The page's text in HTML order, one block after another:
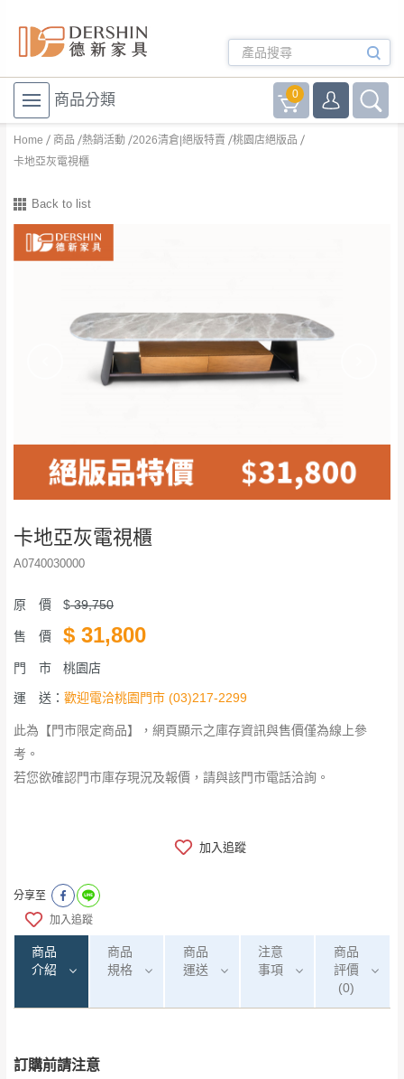
商品分類 0
Home 商品 熱銷活動 2026清倉|絕版特賣
桃園店絕版品
卡地亞灰電視櫃
Back to list
卡地亞灰電視櫃
A0740030000
原 價 $39,750
售 價 $ 31,800
門 市 桃園店
運 送： 歡迎電洽桃園門市 (03)217-2299
此為【門市限定商品】，網頁顯示之庫存資訊與售價僅為線上參
考。
若您欲確認門市庫存現況及報價，請與該門市電話洽詢。
加入追蹤
分享至
加入追蹤
商品
介紹
商品
規格
商品
運送
注意
事項
商品
評價
(0)
訂購前請注意
注意事項：